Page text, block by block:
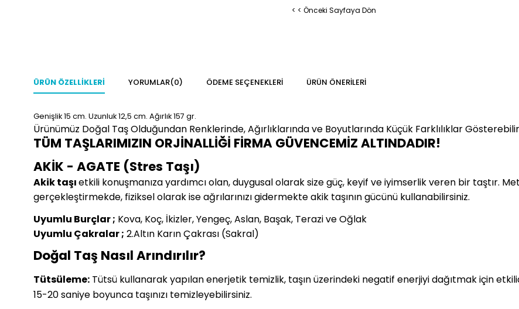
< < Önceki Sayfaya Dön
ÜRÜN ÖZELLIKLERI YORUMLAR(0) ÖDEME SEÇENEKLERI ÜRÜN ÖNERILERI
Genişlik 15 cm. Uzunluk 12,5 cm. Ağırlık 157 gr.
Ürünümüz Doğal Taş Olduğundan Renklerinde, Ağırlıklarında ve Boyutlarında Küçük Farklılıklar
TÜM TAŞLARIMIZIN ORJİNALLİĞİ FİRMA GÜVENCEMİZ ALTINDADIR!
AKİK - AGATE (Stres Taşı)
Akik taşıetkili konuşmanıza yardımcı olan, duygusal olarak size güç, keyif ve iyimserlik veren bir taştır.
gerçekleştirmekde, fiziksel olarak ise ağrılarınızı gidermekte akik taşının gücünü kullanabilirsiniz.
Uyumlu Burçlar ; Kova, Koç, İkizler, Yengeç, Aslan, Başak, Terazi ve Oğlak
Uyumlu Çakralar ; 2.Altın Karın Çakrası (Sakral)
Doğal Taş Nasıl Arındırılır?
Tütsüleme: Tütsü kullanarak yapılan enerjetik temizlik, taşın üzerindeki negatif enerjiyi dağıtmak için
15-20 saniye boyunca taşınızı temizleyebilirsiniz.